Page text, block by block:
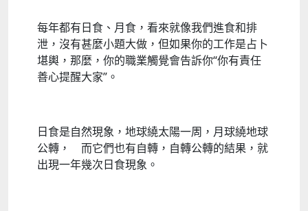
每年都有日食、月食，看來就像我們進食和排
泄，沒有甚麼小題大做，但如果你的工作是占卜
堪輿，那麼，你的職業觸覺會告訴你“你有責任
善心提醒大家”。
日食是自然現象，地球繞太陽一周，月球繞地球
公轉， 而它們也有自轉，自轉公轉的結果，就
出現一年幾次日食現象。